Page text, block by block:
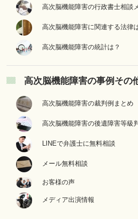
高次脳機能障害の行政書士相談
高次脳機能障害に関連する法律
高次脳機能障害の統計は？
高次脳機能障害の事例その
高次脳機能障害の裁判例まとめ
高次脳機能障害の後遺障害等級
LINEで弁護士に無料相談
メール無料相談
お客様の声
メディア出演情報